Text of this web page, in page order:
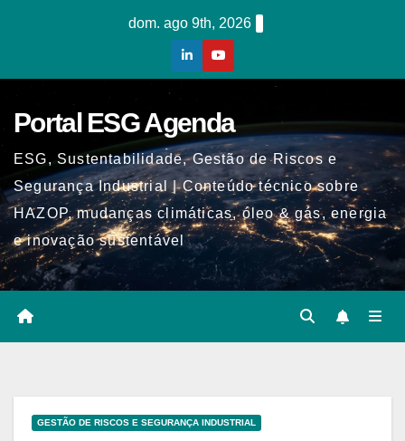
dom. ago 9th, 2026
Portal ESG Agenda
ESG, Sustentabilidade, Gestão de Riscos e
Segurança Industrial | Conteúdo técnico sobre
HAZOP, mudanças climáticas, óleo & gás, energia
e inovação sustentável
GESTÃO DE RISCOS E SEGURANÇA INDUSTRIAL